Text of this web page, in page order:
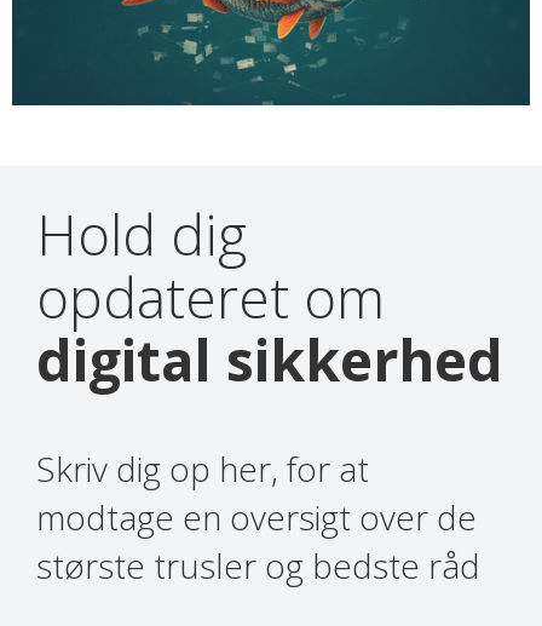
Hold dig
opdateret om
digital sikkerhed
Skriv dig op her, for at
modtage en oversigt over de
største trusler og bedste råd